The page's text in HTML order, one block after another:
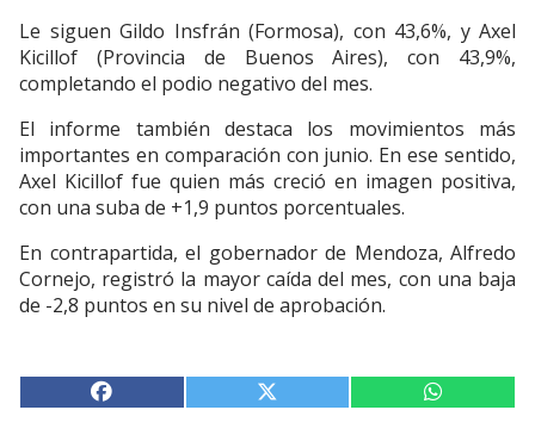
Le siguen Gildo Insfrán (Formosa), con 43,6%, y Axel
Kicillof (Provincia de Buenos Aires), con 43,9%,
completando el podio negativo del mes.
El informe también destaca los movimientos más
importantes en comparación con junio. En ese sentido,
Axel Kicillof fue quien más creció en imagen positiva,
con una suba de +1,9 puntos porcentuales.
En contrapartida, el gobernador de Mendoza, Alfredo
Cornejo, registró la mayor caída del mes, con una baja
de -2,8 puntos en su nivel de aprobación.